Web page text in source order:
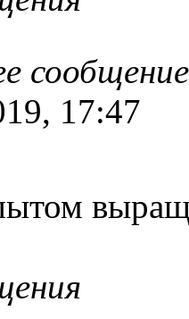
сообщение
17:47